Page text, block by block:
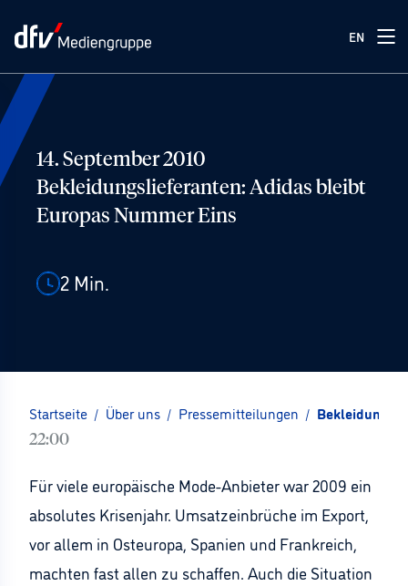
EN
14. September 2010
Bekleidungslieferanten: Adidas bleibt
Europas Nummer Eins
2 Min.
Startseite / Über uns / Pressemitteilungen /
22:00
Für viele europäische Mode-Anbieter war 2009 ein
absolutes Krisenjahr. Umsatzeinbrüche im Export,
vor allem in Osteuropa, Spanien und Frankreich,
machten fast allen zu schaffen. Auch die Situation